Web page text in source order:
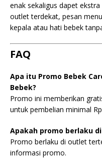
enak sekaligus dapet
outlet terdekat, pesan
kepala atau hati bebek
FAQ
Apa itu Promo Bebek
Bebek?
Promo ini memberikan
untuk pembelian minimal
Apakah promo berlaku
Promo berlaku di outlet
informasi promo.